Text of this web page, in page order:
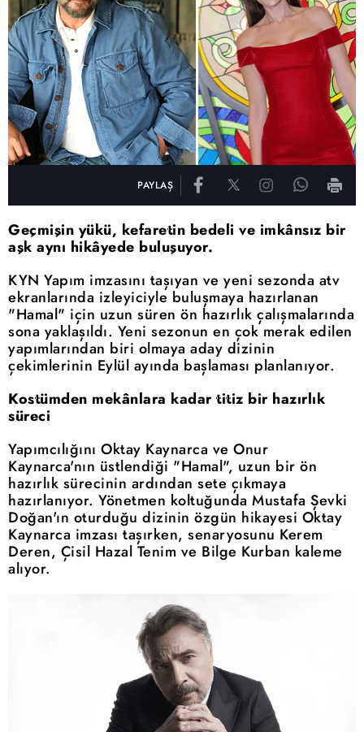
PAYLAŞ
Geçmişin yükü, kefaretin bedeli ve imkânsız bir
aşk aynı hikâyede buluşuyor.
KYN Yapım imzasını taşıyan ve yeni sezonda atv
ekranlarında izleyiciyle buluşmaya hazırlanan
"Hamal" için uzun süren ön hazırlık çalışmalarında
sona yaklaşıldı. Yeni sezonun en çok merak edilen
yapımlarından biri olmaya aday dizinin
çekimlerinin Eylül ayında başlaması planlanıyor.
Kostümden mekânlara kadar titiz bir hazırlık
süreci
Yapımcılığını Oktay Kaynarca ve Onur
Kaynarca'nın üstlendiği "Hamal", uzun bir ön
hazırlık sürecinin ardından sete çıkmaya
hazırlanıyor. Yönetmen koltuğunda Mustafa Şevki
Doğan'ın oturduğu dizinin özgün hikayesi Oktay
Kaynarca imzası taşırken, senaryosunu Kerem
Deren, Çisil Hazal Tenim ve Bilge Kurban kaleme
alıyor.